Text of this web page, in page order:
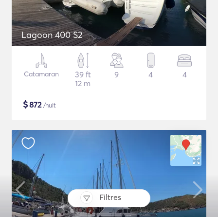
Filtres
Lagoon 400 S2
Catamaran
39 ft
12 m
9 4 4
$872/nuit